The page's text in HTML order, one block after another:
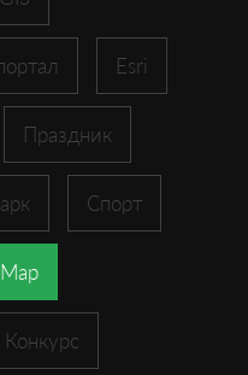
Esri
Праздник
Спорт
Конкурс